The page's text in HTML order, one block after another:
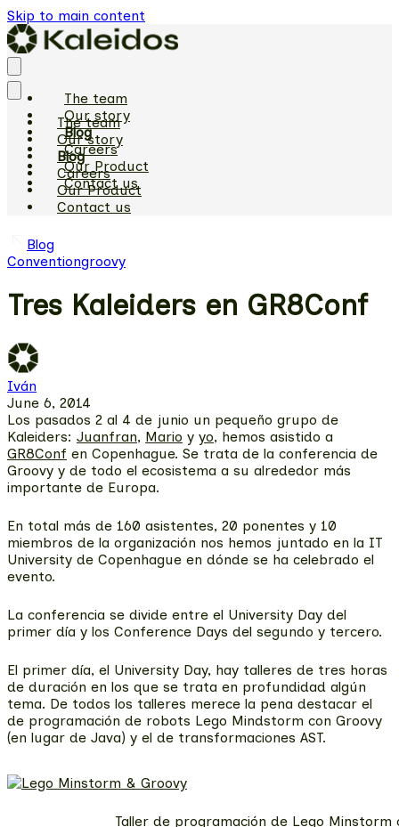
Skip to main content
The team
Our story
Blog
Careers
Our Product
Contact us
The team
Our story
Blog
Careers
Our Product
Contact us
Blog
Conventiongroovy
Tres Kaleiders en GR8Conf
Iván
June 6, 2014
Los pasados 2 al 4 de junio un pequeño grupo de
Kaleiders: Juanfran, Mario y yo, hemos asistido a
GR8Conf en Copenhague. Se trata de la conferencia de
Groovy y de todo el ecosistema a su alrededor más
importante de Europa.
En total más de 160 asistentes, 20 ponentes y 10
miembros de la organización nos hemos juntado en la IT
University de Copenhague en dónde se ha celebrado el
evento.
La conferencia se divide entre el University Day del
primer día y los Conference Days del segundo y tercero.
El primer día, el University Day, hay talleres de tres horas
de duración en los que se trata en profundidad algún
tema. De todos los talleres merece la pena destacar el
de programación de robots Lego Mindstorm con Groovy
(en lugar de Java) y el de transformaciones AST.
Taller de programación de Lego Minstorm